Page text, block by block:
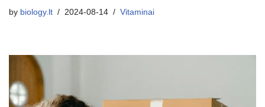
by biology.lt 2024-08-14 Vitaminai